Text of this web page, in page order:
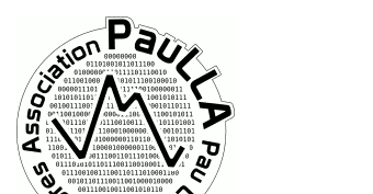
contenu.
Aller
à
la
navigation